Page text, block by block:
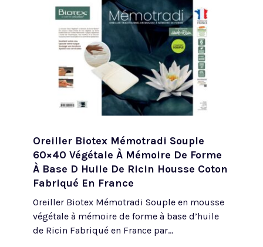
Oreiller Biotex Mémotradi Souple
60×40 Végétale À Mémoire De Forme
À Base D Huile De Ricin Housse Coton
Fabriqué En France
Oreiller Biotex Mémotradi Souple en mousse
végétale à mémoire de forme à base d’huile
de Ricin Fabriqué en France par...